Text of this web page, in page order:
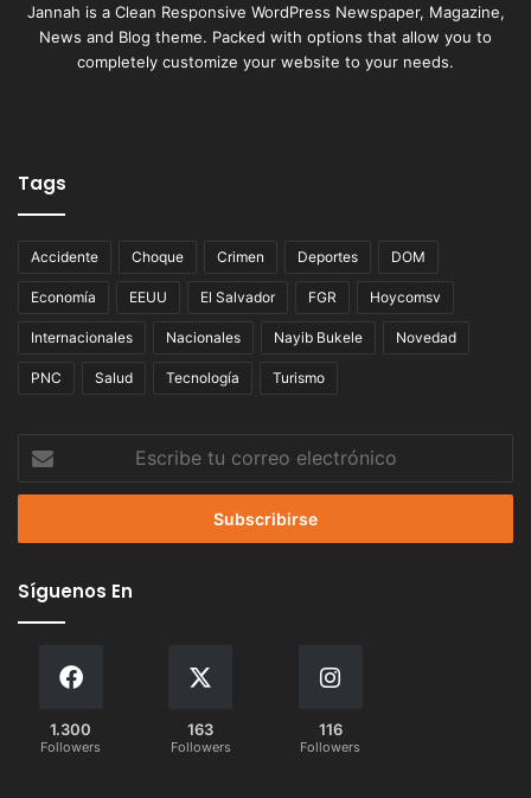
Jannah is a Clean Responsive WordPress Newspaper, Magazine,
News and Blog theme. Packed with options that allow you to
completely customize your website to your needs.
Tags
Accidente Choque Crimen Deportes DOM
Economía EEUU El Salvador FGR Hoycomsv
Internacionales Nacionales Nayib Bukele Novedad
PNC Salud Tecnología Turismo
correo
Síguenos En
1.300
Followers
163
Followers
116
Followers